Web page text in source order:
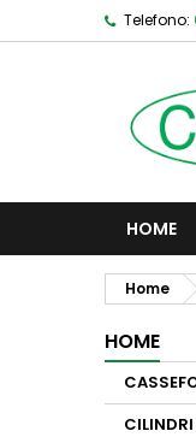
Telefono:
HOME
Home
HOME